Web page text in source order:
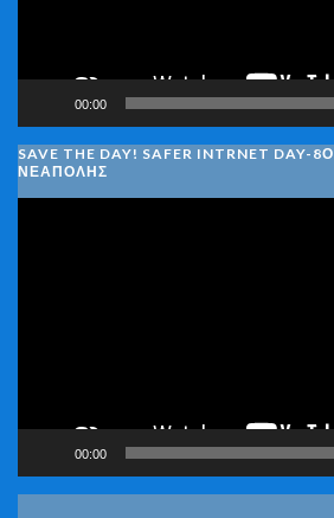
00:00
SAVE THE DAY! SAFER INTRNET DAY-
ΝΕΑΠΟΛΗΣ
00:00